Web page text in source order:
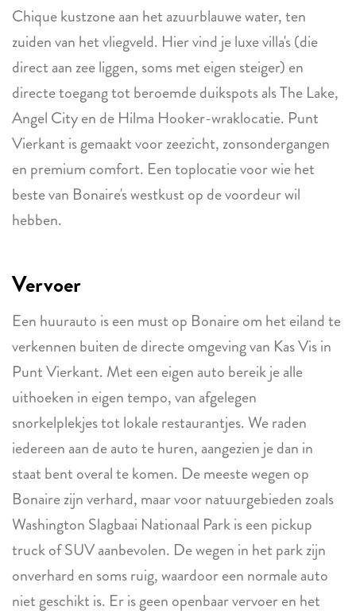
Chique kustzone aan het azuurblauwe water, ten
zuiden van het vliegveld. Hier vind je luxe villa's (die
direct aan zee liggen, soms met eigen steiger) en
directe toegang tot beroemde duikspots als The Lake,
Angel City en de Hilma Hooker-wraklocatie. Punt
Vierkant is gemaakt voor zeezicht, zonsondergangen
en premium comfort. Een toplocatie voor wie het
beste van Bonaire's westkust op de voordeur wil
hebben.
Vervoer
Een huurauto is een must op Bonaire om het eiland te
verkennen buiten de directe omgeving van Kas Vis in
Punt Vierkant. Met een eigen auto bereik je alle
uithoeken in eigen tempo, van afgelegen
snorkelplekjes tot lokale restaurantjes. We raden
iedereen aan de auto te huren, aangezien je dan in
staat bent overal te komen. De meeste wegen op
Bonaire zijn verhard, maar voor natuurgebieden zoals
Washington Slagbaai Nationaal Park is een pickup
truck of SUV aanbevolen. De wegen in het park zijn
onverhard en soms ruig, waardoor een normale auto
niet geschikt is. Er is geen openbaar vervoer en het